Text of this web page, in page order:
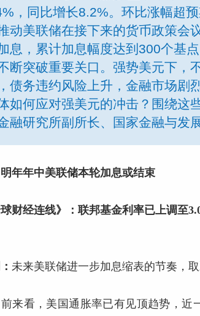
，同比增长8.2%。环比涨幅超
动美联储在接下来的货币政策会
息，累计加息幅度达到300个基
断突破重要关口。强势美元下，
债务违约风险上升，金融市场剧
如何应对强美元的冲击？围绕这
融研究所副所长、国家金融与发
年年中美联储本轮加息或结束
球财经连线》：联邦基金利率已上调至
未来美联储进一步加息缩表的节奏，
来看，美国通胀率已有见顶趋势，